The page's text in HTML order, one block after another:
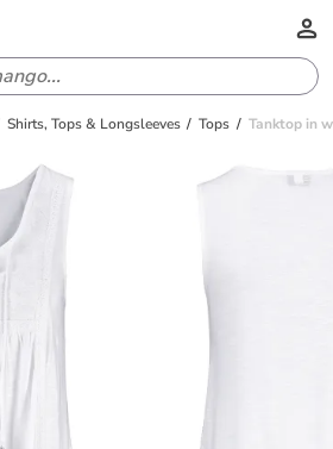
Shirts, Tops & Longsleeves Tops Tanktop in